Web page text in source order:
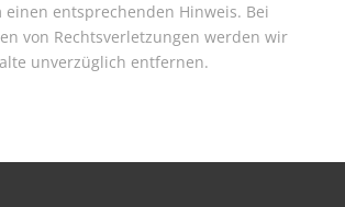
entsprechenden Hinweis. Bei
von Rechtsverletzungen werden wir
unverzüglich entfernen.